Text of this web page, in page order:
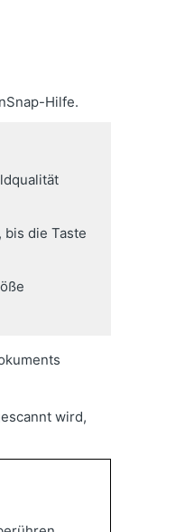
Hilfe.
bis die Taste
wird,